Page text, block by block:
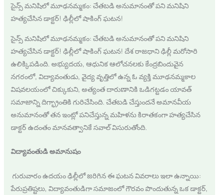
సైన్స్ మనిషిలో మూఢనమ్మకం: చేతబడి అనుమానంతో పని మనిషిని
హత్యచేసిన డాక్టర్! ఢిల్లీలో షాకింగ్ ఘటన!
సైన్స్ మనిషిలో మూఢనమ్మకం: చేతబడి అనుమానంతో పని మనిషిని
హత్యచేసిన డాక్టర్! ఢిల్లీలో షాకింగ్ ఘటన! దేశ రాజధాని ఢిల్లీ మరోసారి
ఉలిక్కిపడింది. అభ్యుదయ, ఆధునిక ఆలోచనలకు కేంద్రబిందువైన
నగరంలో, విద్యావంతుడు, వైద్య వృత్తిలో ఉన్న ఓ వ్యక్తి మూఢనమ్మకాల
విషవలయంలో చిక్కుకుని, అత్యంత దారుణానికి ఒడిగట్టడం యావత్
సమాజాన్ని దిగ్భ్రాంతికి గురిచేసింది. చేతబడి చేస్తుందనే అమానవీయ
అనుమానంతో తన ఇంట్లో పనిచేస్తున్న మహిళను కిరాతకంగా హత్యచేసిన
డాక్టర్ ఉదంతం మానవత్వానికే సవాల్ విసురుతోంది.
విద్యావంతుడి అమానుషం
గురువారం ఉదయం ఢిల్లీలో జరిగిన ఈ ఘటన వివరాలు ఇలా ఉన్నాయి:
పేరుప్రతిష్టలు, విద్యావంతుడిగా సమాజంలో గౌరవం పొందుతున్న ఒక డాక్టర్,